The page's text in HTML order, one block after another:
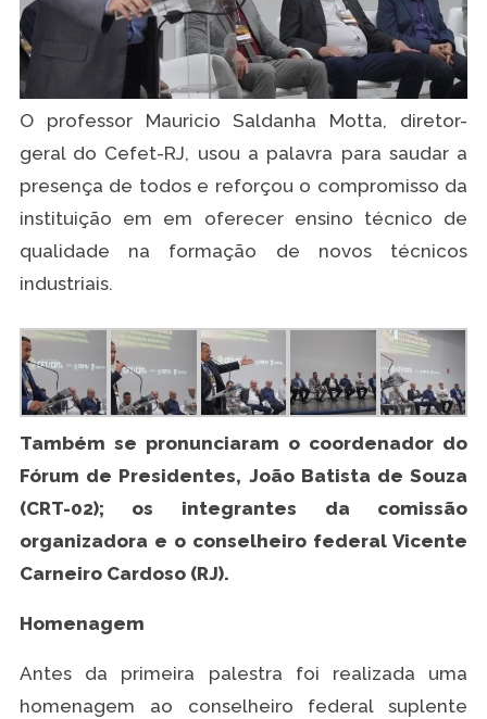
O professor Mauricio Saldanha Motta, diretor-
geral do Cefet-RJ, usou a palavra para saudar a
presença de todos e reforçou o compromisso da
instituição em em oferecer ensino técnico de
qualidade na formação de novos técnicos
industriais.
Também se pronunciaram o coordenador do
Fórum de Presidentes, João Batista de Souza
(CRT-02); os integrantes da comissão
organizadora e o conselheiro federal Vicente
Carneiro Cardoso (RJ).
Homenagem
Antes da primeira palestra foi realizada uma
homenagem ao conselheiro federal suplente